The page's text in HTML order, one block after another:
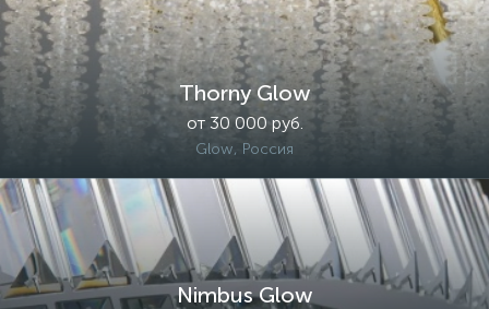
Thorny Glow
от 30 000 руб.
Glow, Россия
Nimbus Glow